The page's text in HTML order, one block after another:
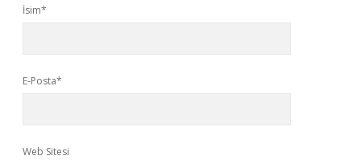
İsim*
E-Posta*
Web Sitesi